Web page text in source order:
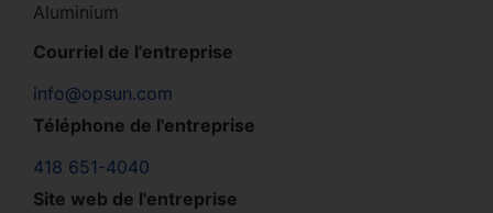
Aluminium
Courriel de l'entreprise
info@opsun.com
Téléphone de l'entreprise
418 651-4040
Site web de l'entreprise